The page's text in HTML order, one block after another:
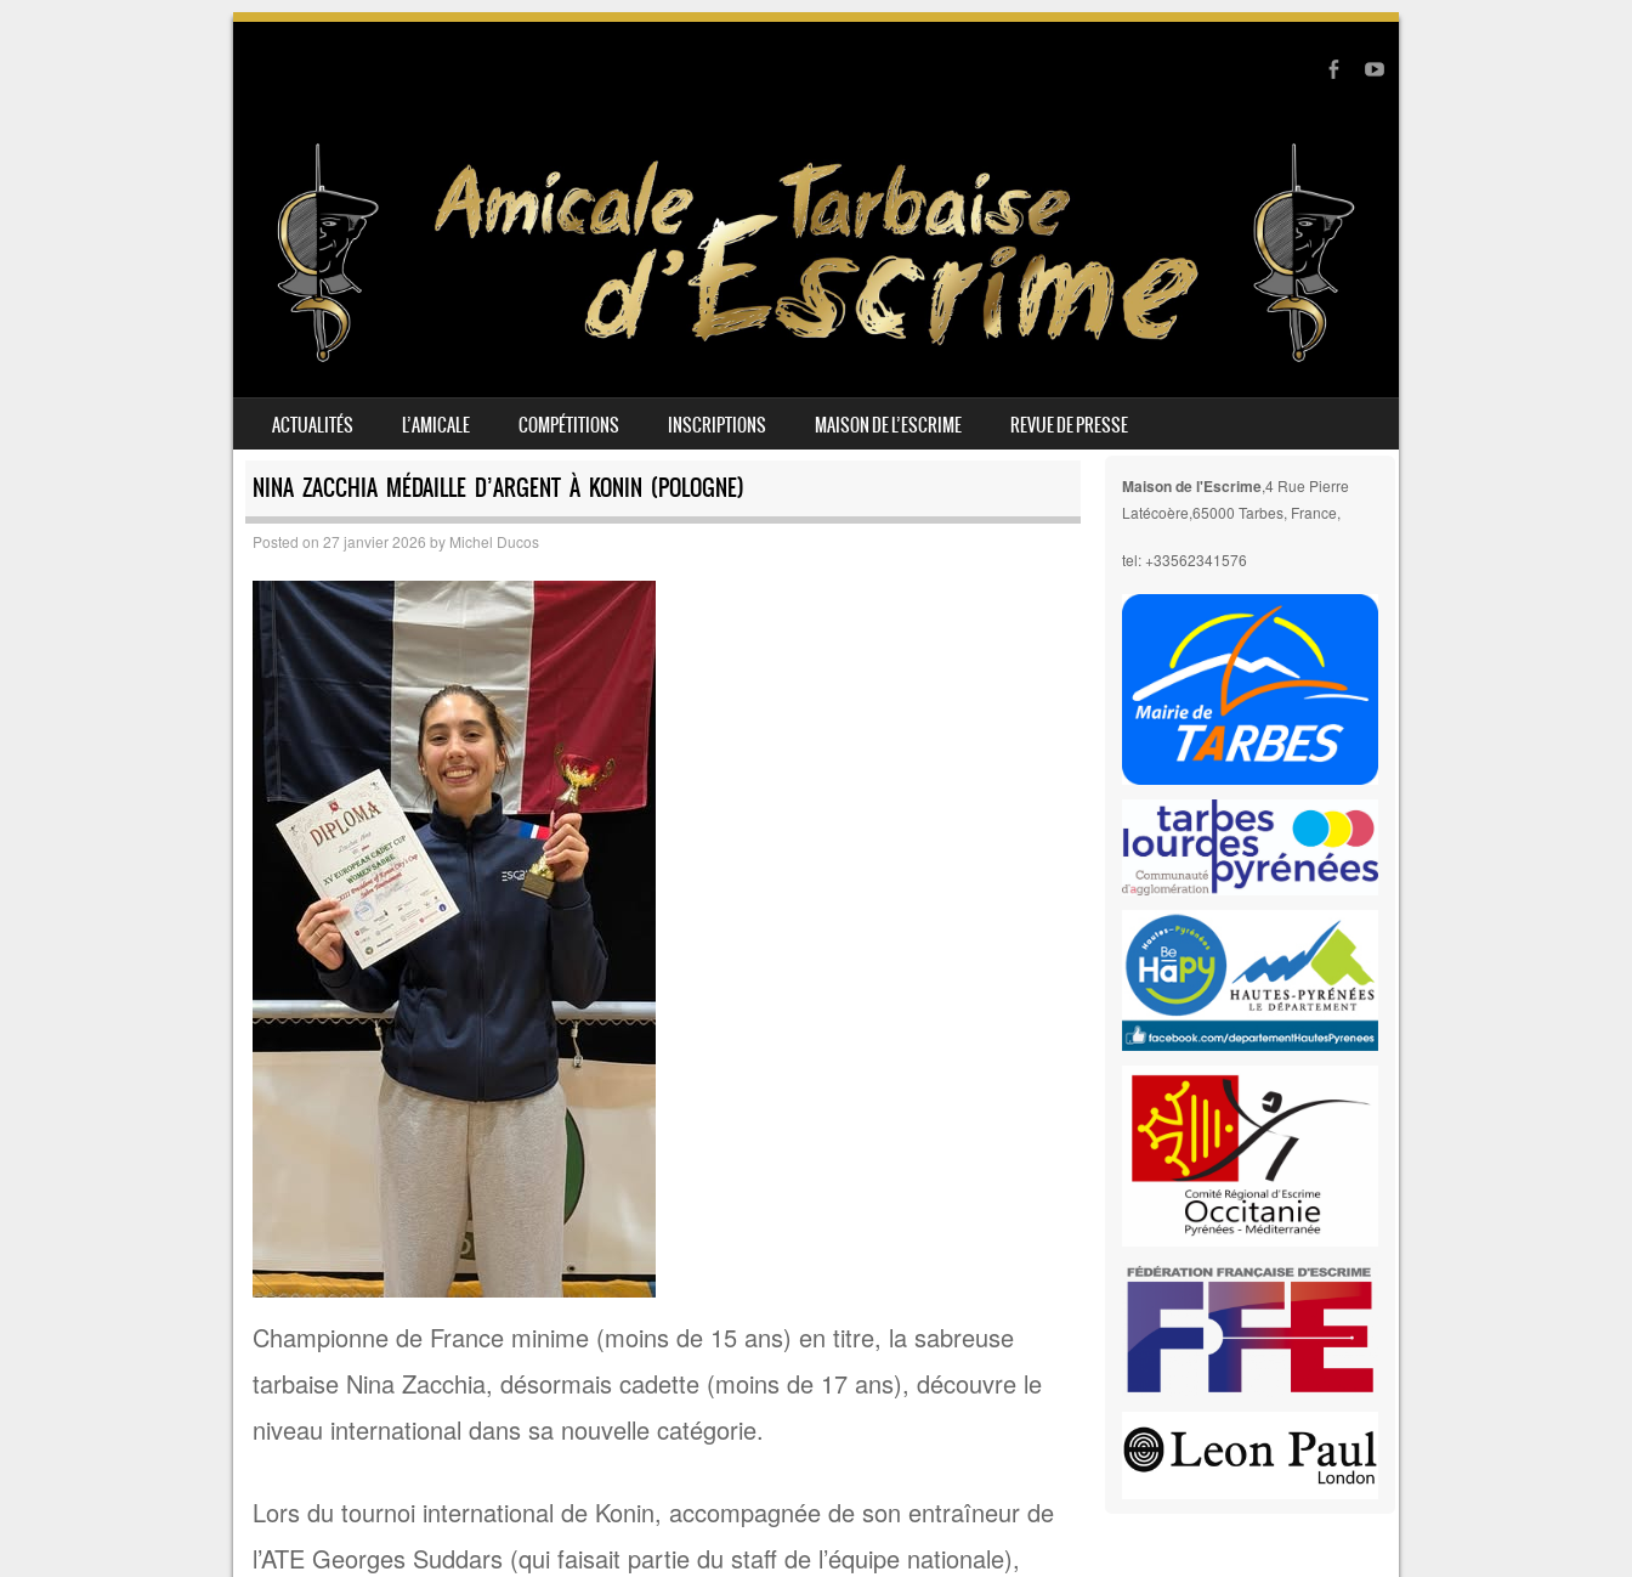
MENU
SKIP TO CONTENT
ACTUALITÉS L’AMICALE COMPÉTITIONS INSCRIPTIONS MAISON DE L’ESCRIME REVUE DE PRESSE
NINA ZACCHIA MÉDAILLE D’ARGENT À KONIN (POLOGNE)
Posted on 27 janvier 2026 by Michel Ducos
Championne de France minime (moins de 15 ans) en titre, la sabreuse
tarbaise Nina Zacchia, désormais cadette (moins de 17 ans), découvre le
niveau international dans sa nouvelle catégorie.
Lors du tournoi international de Konin, accompagnée de son entraîneur de
l’ATE Georges Suddars (qui faisait partie du staff de l’équipe nationale),
Maison de l'Escrime,4 Rue Pierre
Latécoère,65000 Tarbes, France,
tel: +33562341576